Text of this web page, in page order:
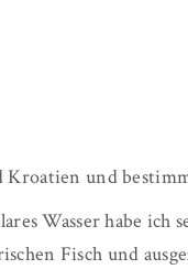
und
Wasser habe
Fisch und